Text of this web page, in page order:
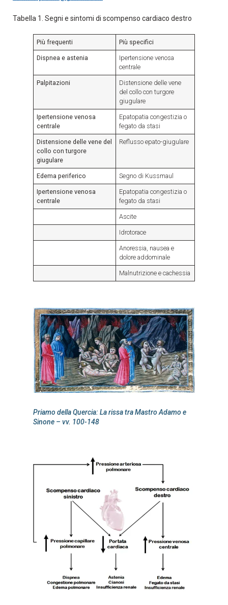
Tabella 1. Segni e sintomi di scompenso cardiaco destro
Più frequenti Più specifici
Dispnea e astenia
Ipertensione venosa
centrale
Palpitazioni
Distensione delle vene
del collo con turgore
giugulare
Ipertensione venosa
centrale
Epatopatia congestizia o
fegato da stasi
Distensione delle vene del
collo con turgore
giugulare
Reflusso epato-giugulare
Edema periferico Segno di Kussmaul
Ipertensione venosa
centrale
Epatopatia congestizia o
fegato da stasi
Ascite
Idrotorace
Anoressia, nausea e
dolore addominale
Malnutrizione e cachessia
Priamo della Quercia: La rissa tra Mastro Adamo e
Sinone – vv. 100-148